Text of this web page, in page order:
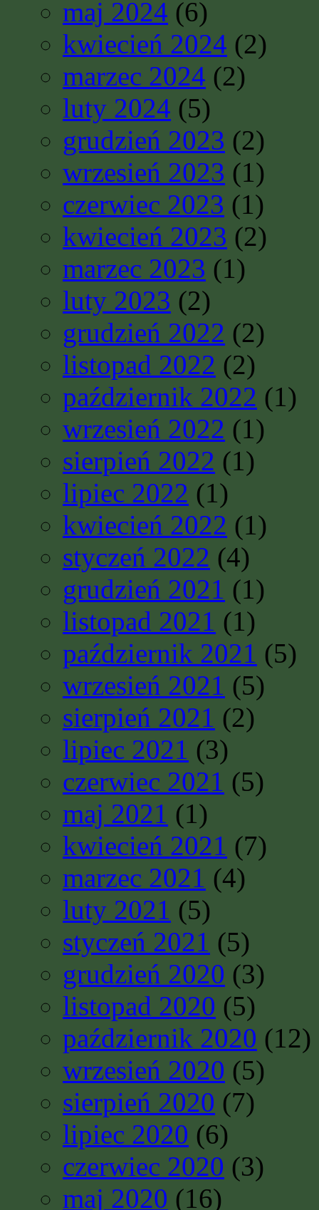
maj 2024 (6)
kwiecień 2024 (2)
marzec 2024 (2)
luty 2024 (5)
grudzień 2023 (2)
wrzesień 2023 (1)
czerwiec 2023 (1)
kwiecień 2023 (2)
marzec 2023 (1)
luty 2023 (2)
grudzień 2022 (2)
listopad 2022 (2)
październik 2022 (1)
wrzesień 2022 (1)
sierpień 2022 (1)
lipiec 2022 (1)
kwiecień 2022 (1)
styczeń 2022 (4)
grudzień 2021 (1)
listopad 2021 (1)
październik 2021 (5)
wrzesień 2021 (5)
sierpień 2021 (2)
lipiec 2021 (3)
czerwiec 2021 (5)
maj 2021 (1)
kwiecień 2021 (7)
marzec 2021 (4)
luty 2021 (5)
styczeń 2021 (5)
grudzień 2020 (3)
listopad 2020 (5)
październik 2020 (12)
wrzesień 2020 (5)
sierpień 2020 (7)
lipiec 2020 (6)
czerwiec 2020 (3)
maj 2020 (16)